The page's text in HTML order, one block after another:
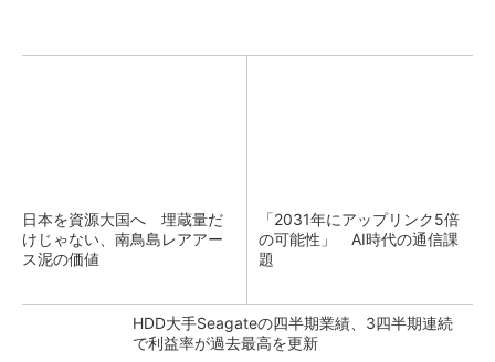
日本を資源大国へ 埋蔵量だ
けじゃない、南鳥島レアアー
ス泥の価値
「2031年にアップリンク5倍
の可能性」 AI時代の通信課
題
HDD大手Seagateの四半期業績、3四半期連続
で利益率が過去最高を更新